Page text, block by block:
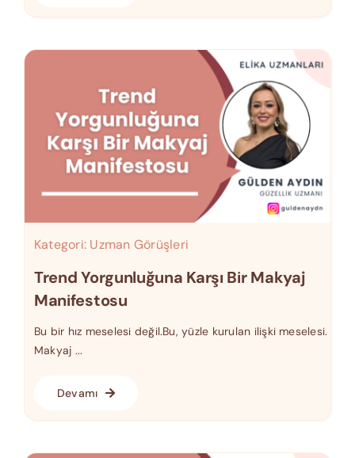
Kategori: Uzman Görüşleri
Trend Yorgunluğuna Karşı Bir Makyaj
Manifestosu
Bu bir hız meselesi değil.Bu, yüzle kurulan ilişki meselesi.
Makyaj ...
Devamı